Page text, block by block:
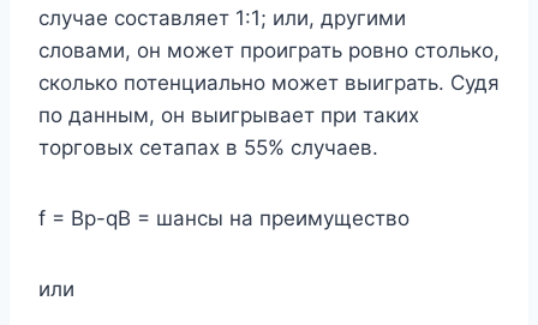
случае составляет 1:1; или, другими
словами, он может проиграть ровно столько,
сколько потенциально может выиграть. Судя
по данным, он выигрывает при таких
торговых сетапах в 55% случаев.
f = Bp-qB = шансы на преимущество
или